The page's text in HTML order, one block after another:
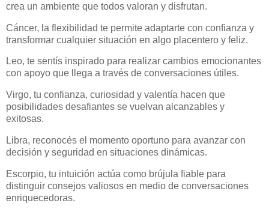
crea un ambiente que todos valoran y disfrutan.
Cáncer, la flexibilidad te permite adaptarte con confianza y
transformar cualquier situación en algo placentero y feliz.
Leo, te sentís inspirado para realizar cambios emocionantes
con apoyo que llega a través de conversaciones útiles.
Virgo, tu confianza, curiosidad y valentía hacen que
posibilidades desafiantes se vuelvan alcanzables y
exitosas.
Libra, reconocés el momento oportuno para avanzar con
decisión y seguridad en situaciones dinámicas.
Escorpio, tu intuición actúa como brújula fiable para
distinguir consejos valiosos en medio de conversaciones
enriquecedoras.